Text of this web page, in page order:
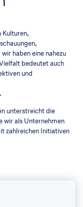
Kulturen,
haben eine nahezu
bedeutet auch
und
unterstreicht die
wir als Unternehmen
zahlreichen Initiativen